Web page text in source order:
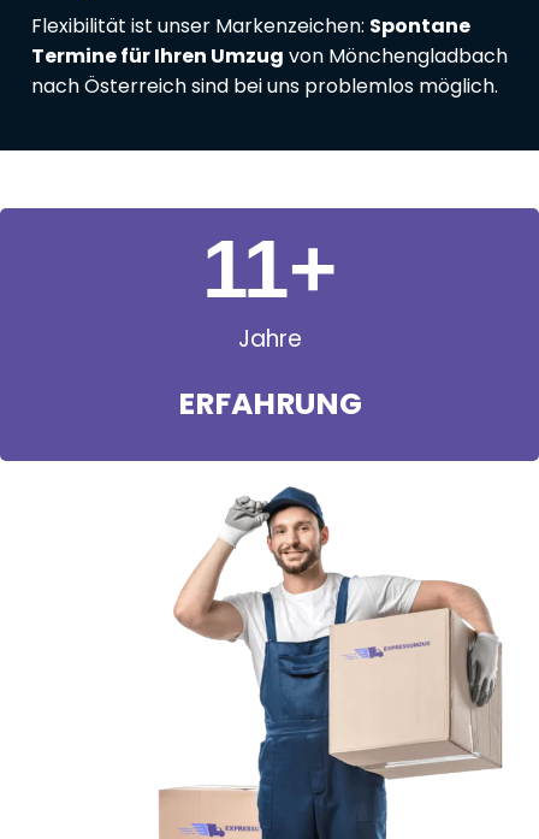
Flexibilität ist unser Markenzeichen: Spontane
Termine für Ihren Umzug von Mönchengladbach
nach Österreich sind bei uns problemlos möglich.
Jahre
ERFAHRUNG
11+